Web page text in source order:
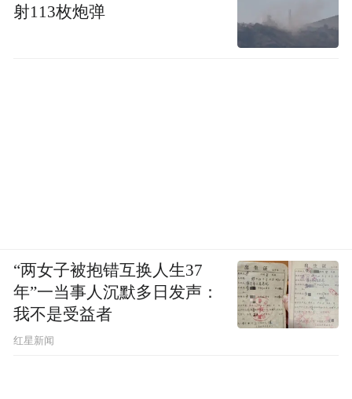
射113枚炮弹
“两女子被抱错互换人生37
年”一当事人沉默多日发声：
我不是受益者
红星新闻